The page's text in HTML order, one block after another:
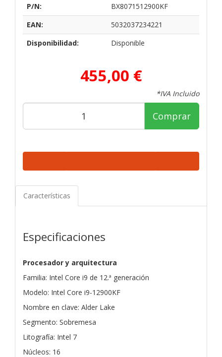
P/N:
BX8071512900KF
EAN:
5032037234221
Disponibilidad:
Disponible
455,00 €
*IVA Incluido
Comprar
Características
Especificaciones
Procesador y arquitectura
Familia: Intel Core i9 de 12.ª generación
Modelo: Intel Core i9-12900KF
Nombre en clave: Alder Lake
Segmento: Sobremesa
Litografía: Intel 7
Núcleos: 16